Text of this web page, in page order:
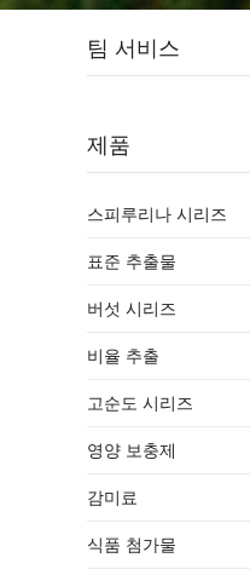
팀 서비스
제품
스피루리나 시리즈
표준 추출물
버섯 시리즈
비율 추출
고순도 시리즈
영양 보충제
감미료
식품 첨가물